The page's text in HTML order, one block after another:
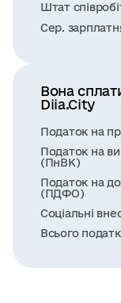
Штат
Сер.
Вона
Diia.City
Податок на
Податок на
(ПнВК)
Податок на
(ПДФО)
Соціальні
Всього